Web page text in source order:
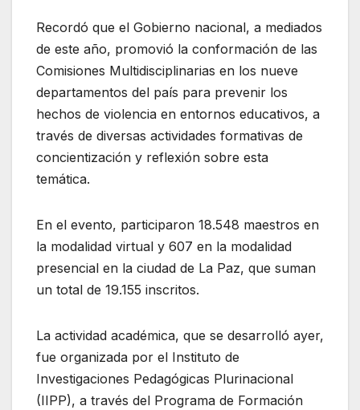
Recordó que el Gobierno nacional, a mediados
de este año, promovió la conformación de las
Comisiones Multidisciplinarias en los nueve
departamentos del país para prevenir los
hechos de violencia en entornos educativos, a
través de diversas actividades formativas de
concientización y reflexión sobre esta
temática.
En el evento, participaron 18.548 maestros en
la modalidad virtual y 607 en la modalidad
presencial en la ciudad de La Paz, que suman
un total de 19.155 inscritos.
La actividad académica, que se desarrolló ayer,
fue organizada por el Instituto de
Investigaciones Pedagógicas Plurinacional
(IIPP), a través del Programa de Formación